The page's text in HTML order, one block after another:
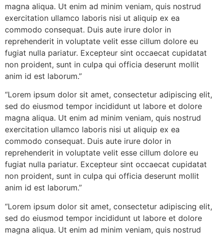
magna aliqua. Ut enim ad minim veniam, quis nostrud
exercitation ullamco laboris nisi ut aliquip ex ea
commodo consequat. Duis aute irure dolor in
reprehenderit in voluptate velit esse cillum dolore eu
fugiat nulla pariatur. Excepteur sint occaecat cupidatat
non proident, sunt in culpa qui officia deserunt mollit
anim id est laborum.”
“Lorem ipsum dolor sit amet, consectetur adipiscing elit,
sed do eiusmod tempor incididunt ut labore et dolore
magna aliqua. Ut enim ad minim veniam, quis nostrud
exercitation ullamco laboris nisi ut aliquip ex ea
commodo consequat. Duis aute irure dolor in
reprehenderit in voluptate velit esse cillum dolore eu
fugiat nulla pariatur. Excepteur sint occaecat cupidatat
non proident, sunt in culpa qui officia deserunt mollit
anim id est laborum.”
“Lorem ipsum dolor sit amet, consectetur adipiscing elit,
sed do eiusmod tempor incididunt ut labore et dolore
magna aliqua. Ut enim ad minim veniam, quis nostrud